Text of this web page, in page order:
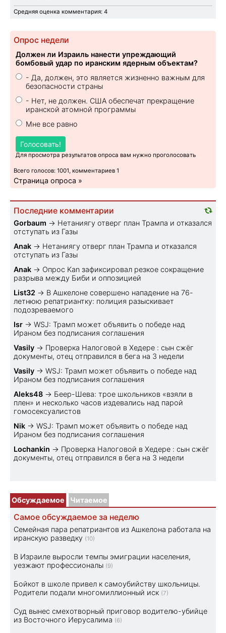
Средняя оценка комментария: 4
Опрос недели
Должен ли Израиль нанести упреждающий
бомбовый удар по иранским ядерным объектам?
- Да, должен, это является жизненно важным для
безопасности страны
- Нет, не должен. США обеспечат прекращение
иранской атомной программы
Мне все равно
Голосовать!
Для просмотра результатов опроса вам нужно проголосовать
Всего голосов: 1001, комментариев 1
Страница опроса »
Последние комментарии
Gorbaum → Нетаниягу отверг план Трампа и отказался
отступать из Газы
Anak → Нетаниягу отверг план Трампа и отказался
отступать из Газы
Anak → Опрос Kan зафиксировал резкое сокращение
разрыва между Биби и оппозицией
List32 → В Ашкелоне совершено нападение на 76-
летнюю репатриантку: полиция разыскивает
подозреваемого
Isr → WSJ: Трамп может объявить о победе над
Ираном без подписания соглашения
Vasily → Проверка Налоговой в Хедере : сын сжёг
документы, отец отправился в бега на 3 недели
Vasily → WSJ: Трамп может объявить о победе над
Ираном без подписания соглашения
Aleks48 → Беер-Шева: трое школьников «взяли в
плен» и несколько часов издевались над парой
гомосексуалистов
Nik → WSJ: Трамп может объявить о победе над
Ираном без подписания соглашения
Lochankin → Проверка Налоговой в Хедере : сын сжёг
документы, отец отправился в бега на 3 недели
Обсуждаемое Читаемое
Самое обсуждаемое за неделю
Семейная пара репатриантов из Ашкелона работала на
иранскую разведку (10)
В Израиле выросли темпы эмиграции населения,
уезжают профессионалы (9)
Бойкот в школе привел к самоубийству школьницы.
Родители подали многомиллионный иск (7)
Суд вынес смехотворный приговор водителю-убийце
из Восточного Иерусалима (6)